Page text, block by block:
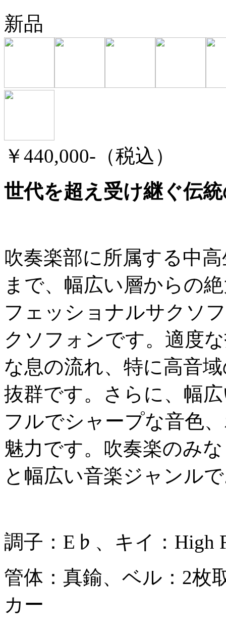
新品
￥440,000- （税込）
世代を超え受け継ぐ伝
吹奏楽部に所属する中
まで、幅広い層からの
フェッショナルサクソ
クソフォンです。適度
な息の流れ、特に高音
抜群です。さらに、幅
フルでシャープな音色
魅力です。吹奏楽のみ
と幅広い音楽ジャンル
調子：E♭、キイ：High
管体：真鍮、ベル：2枚
カー